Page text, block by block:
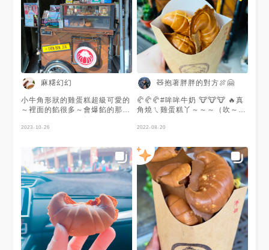
igsh=dXM3aWQ4NHRxd2to
麻糬幻幻
小牛角形狀的雞蛋糕超級可愛的
～裡面的餡很多～會爆餡的那種
到喲～
2023-10-26
🧸抱著胖胖的對方🍖🤗
🥐🥐🥐#哞哞牛奶 🐮🐮🐮 🔥真
角燒ㄟ雞蛋糕丫～～～（吹～呼
新北 #排隊美食
2022-08-20